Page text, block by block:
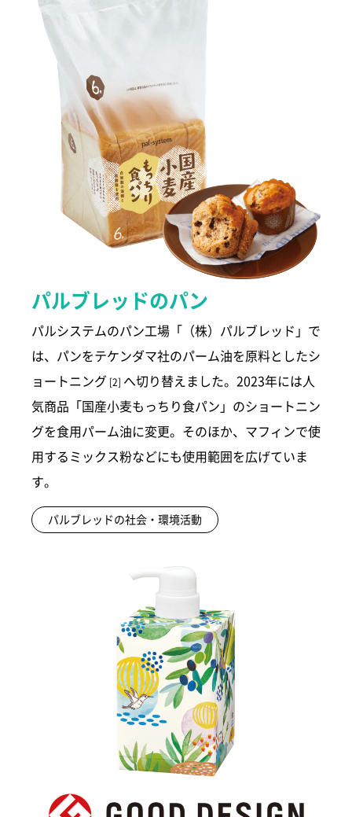
パルブレッドのパン
パルシステムのパン工場「（株）パルブレッド」で
は、パンをテケンダマ社のパーム油を原料としたシ
ョートニング [2] へ切り替えました。2023年には人
気商品「国産小麦もっちり食パン」のショートニン
グを食用パーム油に変更。そのほか、マフィンで使
用するミックス粉などにも使用範囲を広げていま
す。
パルブレッドの社会・環境活動